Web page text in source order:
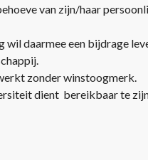
van zijn/haar
wil daarmee een bijdrage
zonder winstoogmerk.
dient bereikbaar te